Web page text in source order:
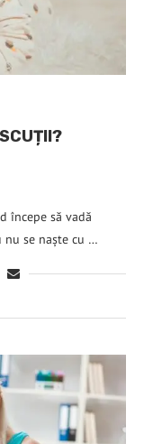
începe să vadă
nu se naște cu …